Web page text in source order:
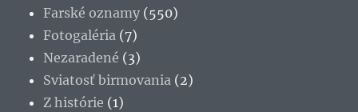
Farské oznamy (550)
Fotogaléria (7)
Nezaradené (3)
Sviatosť birmovania (2)
Z histórie (1)